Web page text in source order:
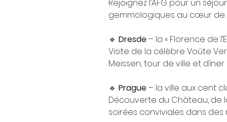
Rejoignez l’AFG pour un
gemmologiques au cœur de
🔹 Dresde – la « Florence de
Visite de la célèbre Voûte
Meissen, tour de ville et
🔹 Prague – la ville aux cent
Découverte du Château, de
soirées conviviales dans